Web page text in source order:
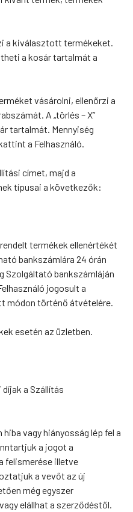
a kiválasztott termékeket.
a kosár tartalmát a
vásárolni, ellenőrzi a
A „törlés – X”
tartalmát. Mennyiség
a Felhasználó.
címet, majd a
típusai a következők:
termékek ellenértékét
bankszámlára 24 órán
Szolgáltató bankszámláján
jogosult a
módon történő átvételére.
esetén az üzletben.
a Szállítás
vagy hiányosság lép fel a
a jogot a
felismerése illetve
a vevőt az új
még egyszer
elállhat a szerződéstől.